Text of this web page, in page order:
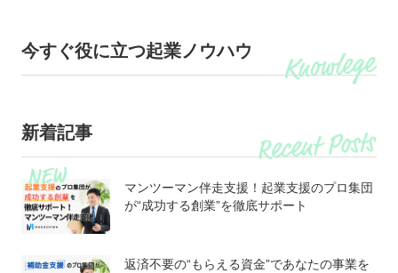
今すぐ役に立つ起業ノウハウ
新着記事
マンツーマン伴走支援！起業支援のプロ集団
が“成功する創業”を徹底サポート
返済不要の“もらえる資金”であなたの事業を